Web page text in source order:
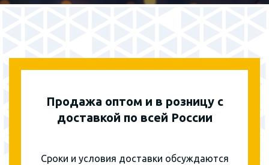
Продажа оптом и в розницу с
доставкой по всей России
Сроки и условия доставки обсуждаются